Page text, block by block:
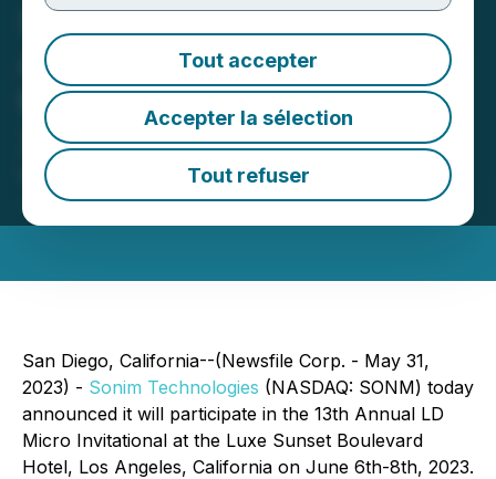
Tout accepter
Accepter la sélection
Tout refuser
Sonim Technologies
Announces Participation in
the LD Micro Invitational
XIII
May 31, 2023 9:00 AM EDT | Source:
(formerly Sonim Technologies Inc.)
San Diego, California--(Newsfile Corp. - May 31,
2023) - Sonim Technologies (NASDAQ: SONM) today
announced it will participate in the 13th Annual LD
Micro Invitational at the Luxe Sunset Boulevard
Hotel, Los Angeles, California on June 6th-8th, 2023.